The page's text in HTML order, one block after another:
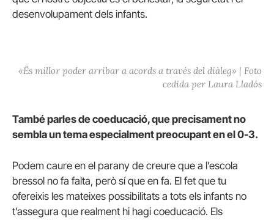
desenvolupament dels infants.
«Ës millor poder arribar a acords a través del diàleg» | Foto
cedida per Laura Lladós
També parles de coeducació, que precisament no
sembla un tema especialment preocupant en el 0-3.
Podem caure en el parany de creure que a l’escola
bressol no fa falta, però sí que en fa. El fet que tu
ofereixis les mateixes possibilitats a tots els infants no
t’assegura que realment hi hagi coeducació. Els